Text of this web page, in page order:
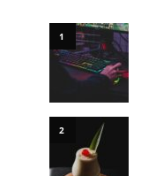
1
2